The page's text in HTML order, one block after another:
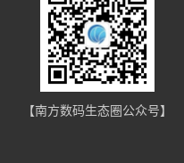
【南方数码生态圈公众号】